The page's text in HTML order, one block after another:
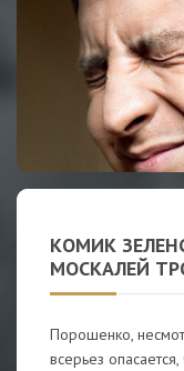
КОМИК
МОСКАЛЕЙ
Порошенко,
всерьез